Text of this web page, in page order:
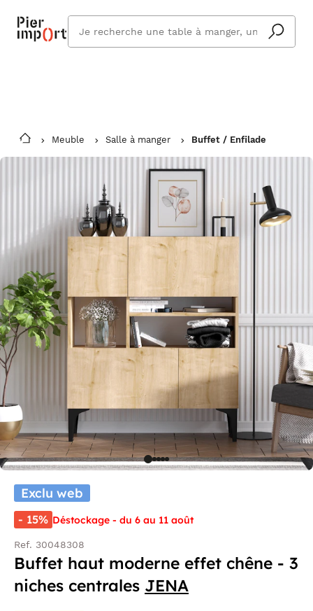
Vous êtes absent ? Pier Import s'adapte
et vous livre à votre retour.
En savoir plus
cherchez
vous ?
Meuble Salle à manger Buffet / Enfilade
Exclu web
- 15% Déstockage - du 6 au 11 août
Ref. 30048308
Buffet haut moderne effet chêne - 3
niches centrales JENA